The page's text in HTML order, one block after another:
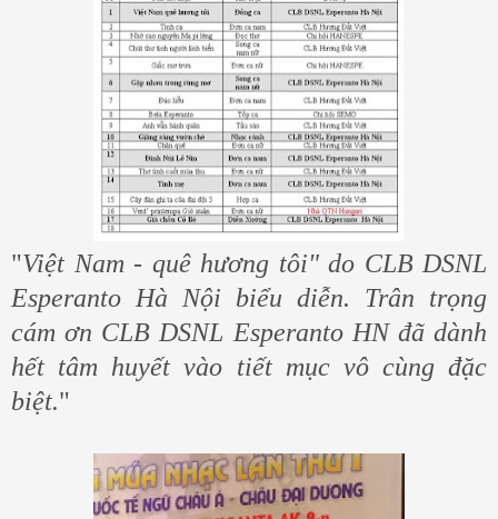
"Việt Nam - quê hương tôi" do CLB DSNL
Esperanto Hà Nội biểu diễn. Trân trọng
cám ơn CLB DSNL Esperanto HN đã dành
hết tâm huyết vào tiết mục vô cùng đặc
biệt."